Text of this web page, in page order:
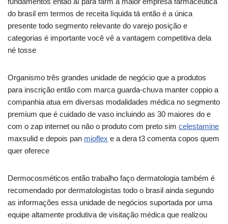
do brasil em termos de receita líquida tá então é a única
presente todo segmento relevante do varejo posição e
categorias é importante você vê a vantagem competitiva dela
né tosse
Organismo três grandes unidade de negócio que a produtos
para inscrição então com marca guarda-chuva manter coppio a
companhia atua em diversas modalidades médica no segmento
premium que é cuidado de vaso incluindo as 30 maiores do e
com o zap internet ou não o produto com preto sim celestamine
maxsulid e depois pan mioflex e a dera t3 comenta copos quem
quer oferece
Dermocosméticos então trabalho faço dermatologia também é
recomendado por dermatologistas todo o brasil ainda segundo
as informações essa unidade de negócios suportada por uma
equipe altamente produtiva de visitação médica que realizou